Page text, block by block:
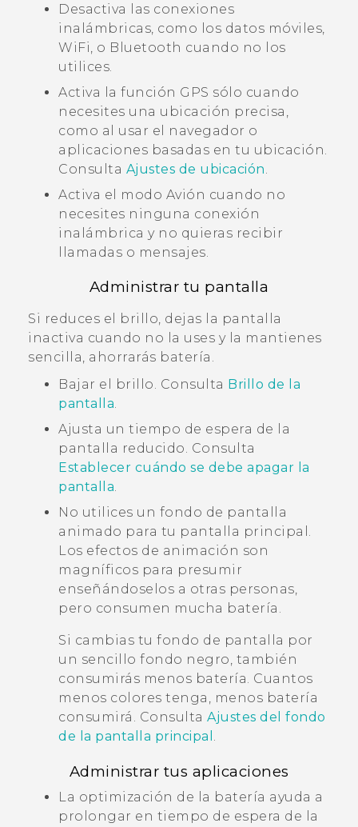
Desactiva las conexiones
inalámbricas, como los datos móviles,
WiFi , o Bluetooth cuando no los
utilices.
Activa la función GPS sólo cuando
necesites una ubicación precisa,
como al usar el navegador o
aplicaciones basadas en tu ubicación.
Consulta Ajustes de ubicación
Activa el modo Avión cuando no
necesites ninguna conexión
inalámbrica y no quieras recibir
llamadas o mensajes.
Administrar tu pantalla
Si reduces el brillo, dejas la pantalla
inactiva cuando no la uses y la mantienes
sencilla, ahorrarás batería.
Bajar el brillo. Consulta Brillo de la
pantalla.
Ajusta un tiempo de espera de la
pantalla reducido. Consulta
Establecer cuándo se debe apagar la
pantalla.
No utilices un fondo de pantalla
animado para tu pantalla principal.
Los efectos de animación son
magníficos para presumir
enseñándoselos a otras personas,
pero consumen mucha batería.
Si cambias tu fondo de pantalla por
un sencillo fondo negro, también
consumirás menos batería. Cuantos
menos colores tenga, menos batería
consumirá. Consulta Ajustes del fondo
de la pantalla principal .
Administrar tus aplicaciones
La optimización de la batería ayuda a
prolongar en tiempo de espera de la